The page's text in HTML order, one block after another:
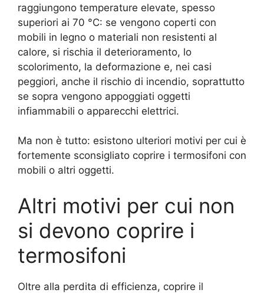
raggiungono temperature elevate, spesso
superiori ai 70 °C: se vengono coperti con
mobili in legno o materiali non resistenti al
calore, si rischia il deterioramento, lo
scolorimento, la deformazione e, nei casi
peggiori, anche il rischio di incendio, soprattutto
se sopra vengono appoggiati oggetti
infiammabili o apparecchi elettrici.
Ma non è tutto: esistono ulteriori motivi per cui è
fortemente sconsigliato coprire i termosifoni con
mobili o altri oggetti.
Altri motivi per cui non
si devono coprire i
termosifoni
Oltre alla perdita di efficienza, coprire il